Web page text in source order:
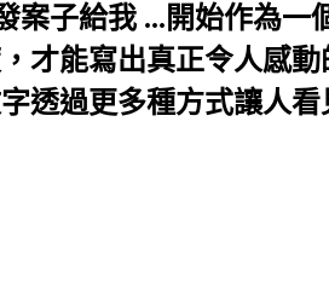
子給我 ...開始作為
才能寫出真正令人感
透過更多種方式讓人看